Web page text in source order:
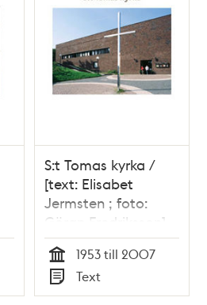
S:t Tomas kyrka /
[text: Elisabet
Jermsten ; foto:
Göran Fredriksson]
Tid
1953 till 2007
Typ
Text